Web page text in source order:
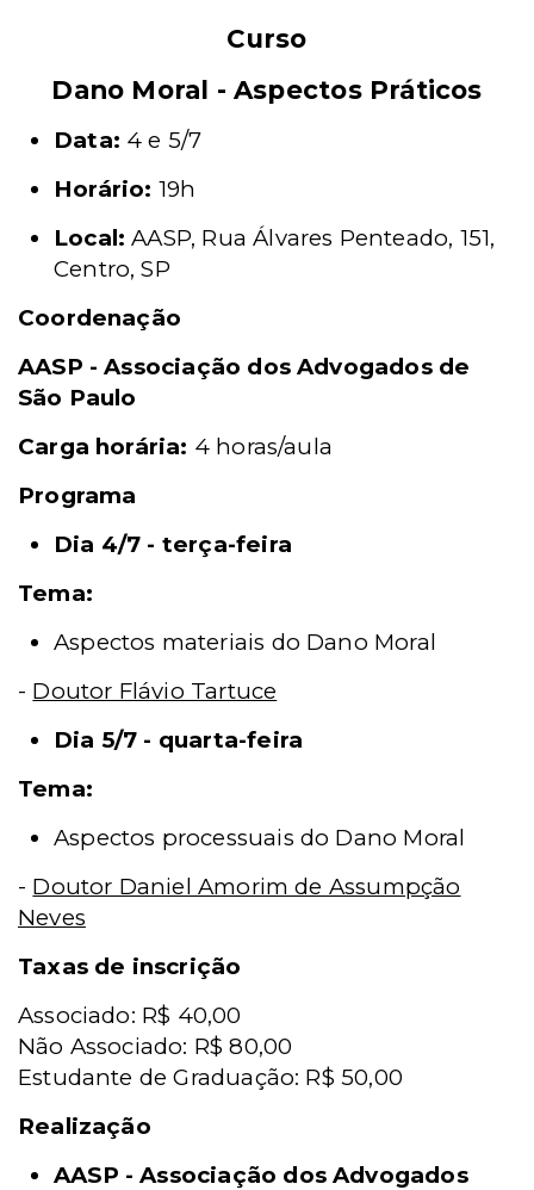
Curso
Dano Moral - Aspectos Práticos
Data: 4 e 5/7
Horário: 19h
Local: AASP, Rua Álvares Penteado, 151,
Centro, SP
Coordenação
AASP - Associação dos Advogados de
São Paulo
Carga horária: 4 horas/aula
Programa
Dia 4/7 - terça-feira
Tema:
Aspectos materiais do Dano Moral
- Doutor Flávio Tartuce
Dia 5/7 - quarta-feira
Tema:
Aspectos processuais do Dano Moral
- Doutor Daniel Amorim de Assumpção
Neves
Taxas de inscrição
Associado: R$ 40,00
Não Associado: R$ 80,00
Estudante de Graduação: R$ 50,00
Realização
AASP - Associação dos Advogados